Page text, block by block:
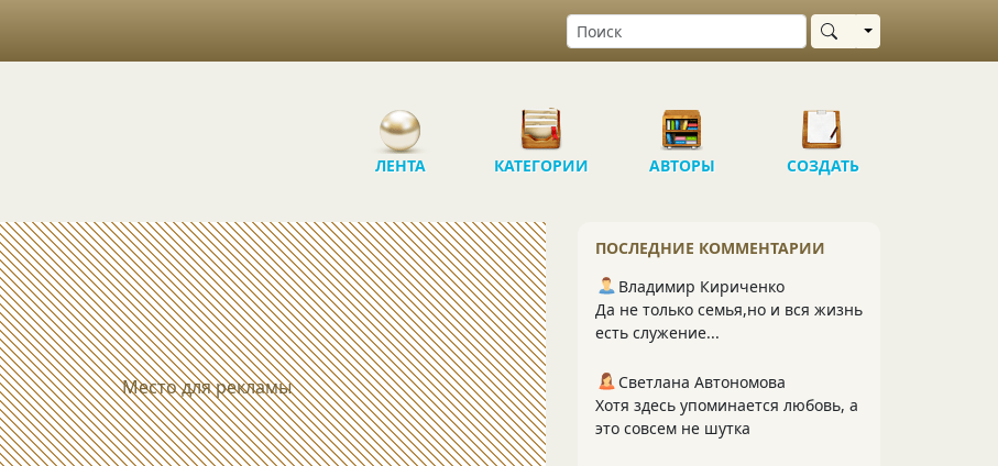
Выбрать область
ЛЕНТА КАТЕГОРИИ АВТОРЫ СОЗДАТЬ
Место для рекламы
ПОСЛЕДНИЕ КОММЕНТАРИИ
Владимир Кириченко
Да не только семья,но и вся жизнь
есть служение...
Светлана Автономова
Хотя здесь упоминается любовь, а
это совсем не шутка